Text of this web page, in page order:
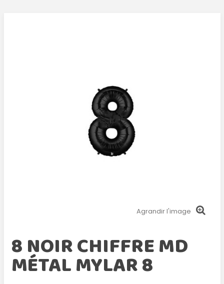
Agrandir l'image
8 NOIR CHIFFRE MD
MÉTAL MYLAR 8